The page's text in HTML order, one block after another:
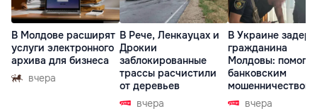
В Молдове расширят
услуги электронного
архива для бизнеса
вчера
В Рече, Ленкауцах и
Дрокии
заблокированные
трассы расчистили
от деревьев
вчера
В Украине
гражданина
Молдовы:
банковским
мошенничеством
Чехиивчера